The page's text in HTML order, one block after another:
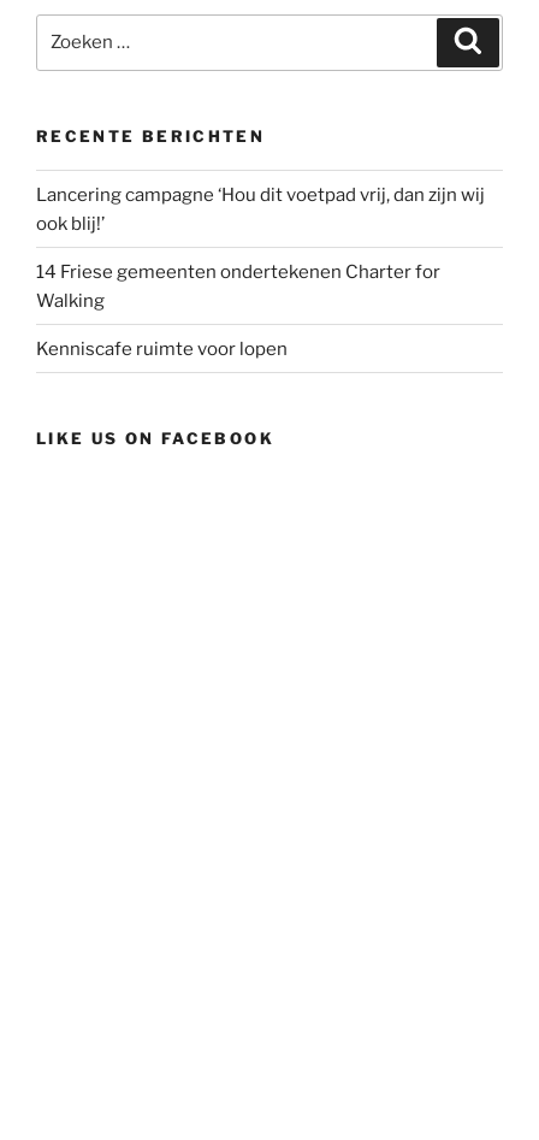
naar:
RECENTE BERICHTEN
Lancering campagne ‘Hou dit voetpad vrij, dan zijn wij
ook blij!’
14 Friese gemeenten ondertekenen Charter for
Walking
Kenniscafe ruimte voor lopen
LIKE US ON FACEBOOK